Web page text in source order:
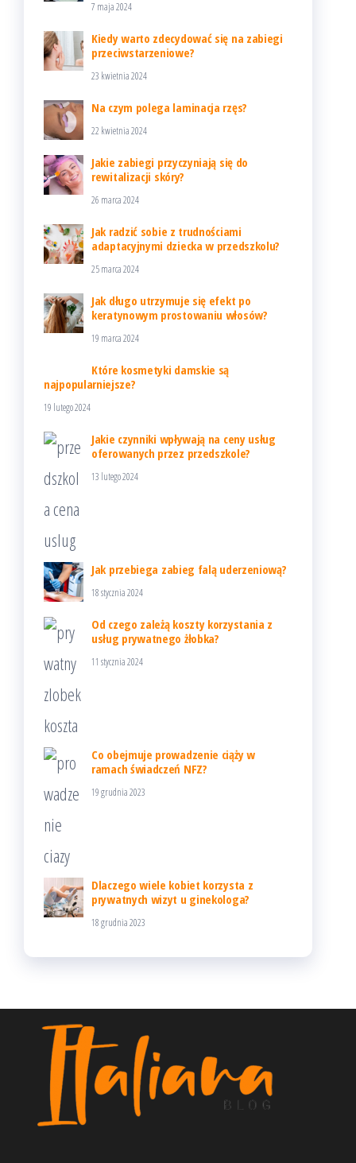
7 maja 2024
Kiedy warto zdecydować się na zabiegi
przeciwstarzeniowe?
23 kwietnia 2024
Na czym polega laminacja rzęs?
22 kwietnia 2024
Jakie zabiegi przyczyniają się do
rewitalizacji skóry?
26 marca 2024
Jak radzić sobie z trudnościami
adaptacyjnymi dziecka w przedszkolu?
25 marca 2024
Jak długo utrzymuje się efekt po
keratynowym prostowaniu włosów?
19 marca 2024
Które kosmetyki damskie są
najpopularniejsze?
19 lutego 2024
Jakie czynniki wpływają na ceny usług
oferowanych przez przedszkole?
13 lutego 2024
Jak przebiega zabieg falą uderzeniową?
18 stycznia 2024
Od czego zależą koszty korzystania z
usług prywatnego żłobka?
11 stycznia 2024
Co obejmuje prowadzenie ciąży w
ramach świadczeń NFZ?
19 grudnia 2023
Dlaczego wiele kobiet korzysta z
prywatnych wizyt u ginekologa?
18 grudnia 2023